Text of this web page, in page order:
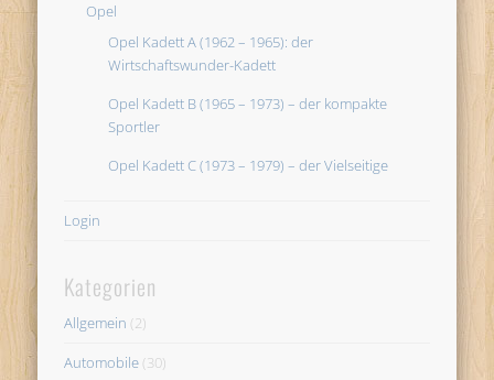
Opel
Opel Kadett A (1962 – 1965): der
Wirtschaftswunder-Kadett
Opel Kadett B (1965 – 1973) – der kompakte
Sportler
Opel Kadett C (1973 – 1979) – der Vielseitige
Login
Kategorien
Allgemein (2)
Automobile (30)